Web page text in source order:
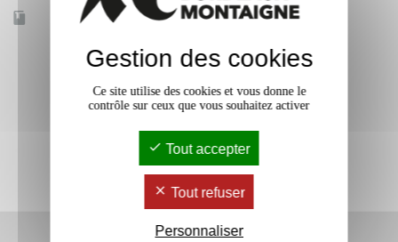
Accessible à distance Non
Gestion des cookies
Ce site utilise des cookies et vous donne le
contrôle sur ceux que vous souhaitez activer
Tout accepter
Tout refuser
Personnaliser